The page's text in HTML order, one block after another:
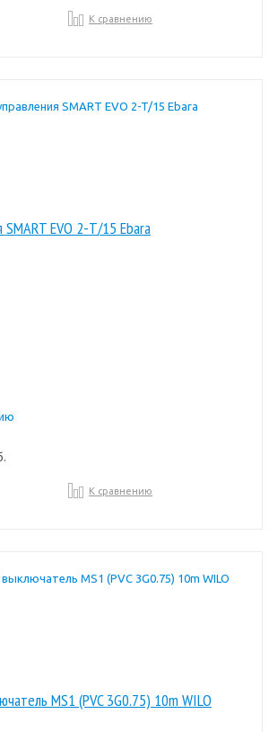
К сравнению
SMART EVO 2-T/15 Ebara
К сравнению
MS1 (PVC 3G0.75) 10m WILO